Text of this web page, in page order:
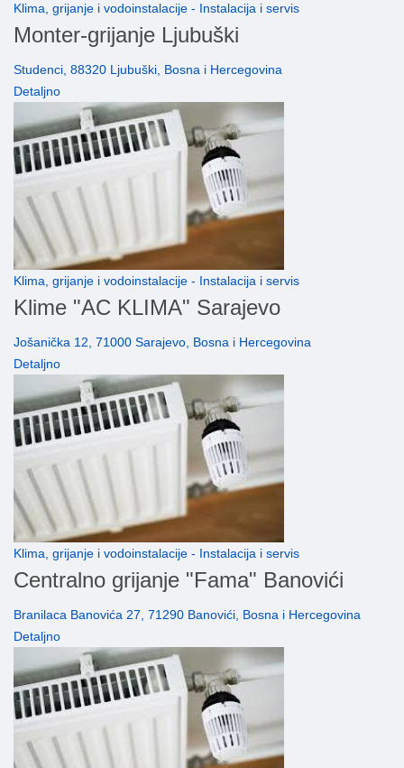
Klima, grijanje i vodoinstalacije - Instalacija i servis
Monter-grijanje Ljubuški
Studenci, 88320 Ljubuški, Bosna i Hercegovina
Detaljno
Klima, grijanje i vodoinstalacije - Instalacija i servis
Klime "AC KLIMA" Sarajevo
Jošanička 12, 71000 Sarajevo, Bosna i Hercegovina
Detaljno
Klima, grijanje i vodoinstalacije - Instalacija i servis
Centralno grijanje "Fama" Banovići
Branilaca Banovića 27, 71290 Banovići, Bosna i Hercegovina
Detaljno